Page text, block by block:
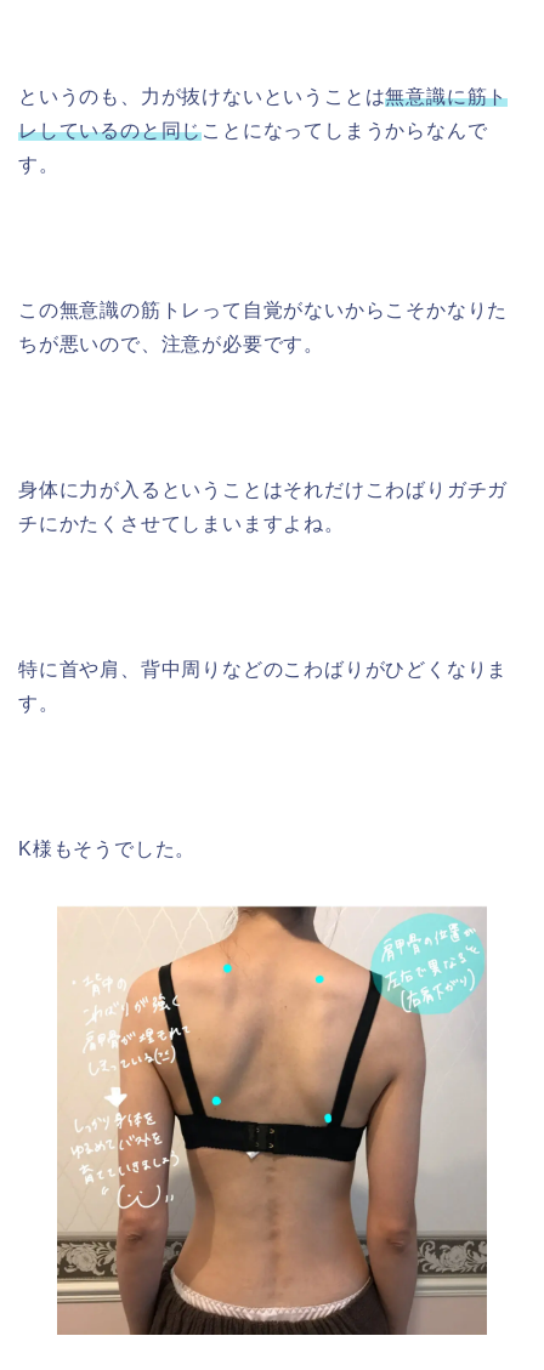
というのも、力が抜けないということは無意識に筋ト
レしているのと同じことになってしまうからなんで
す。
この無意識の筋トレって自覚がないからこそかなりた
ちが悪いので、注意が必要です。
身体に力が入るということはそれだけこわばりガチガ
チにかたくさせてしまいますよね。
特に首や肩、背中周りなどのこわばりがひどくなりま
す。
K様もそうでした。